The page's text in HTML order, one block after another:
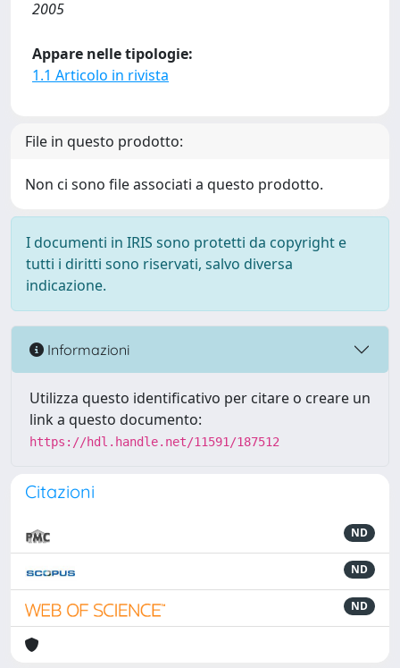
2005
Appare nelle tipologie:
1.1 Articolo in rivista
File in questo prodotto:
Non ci sono file associati a questo prodotto.
I documenti in IRIS sono protetti da copyright e
tutti i diritti sono riservati, salvo diversa
indicazione.
Informazioni
Utilizza questo identificativo per citare o creare un
link a questo documento:
https://hdl.handle.net/11591/187512
Citazioni
ND
ND
ND